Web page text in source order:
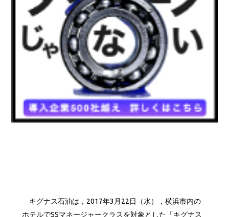
キグナス石油は，2017年3月22日（水），横浜市内の
ホテルでSSマネージャークラスを対象とした「キグナス